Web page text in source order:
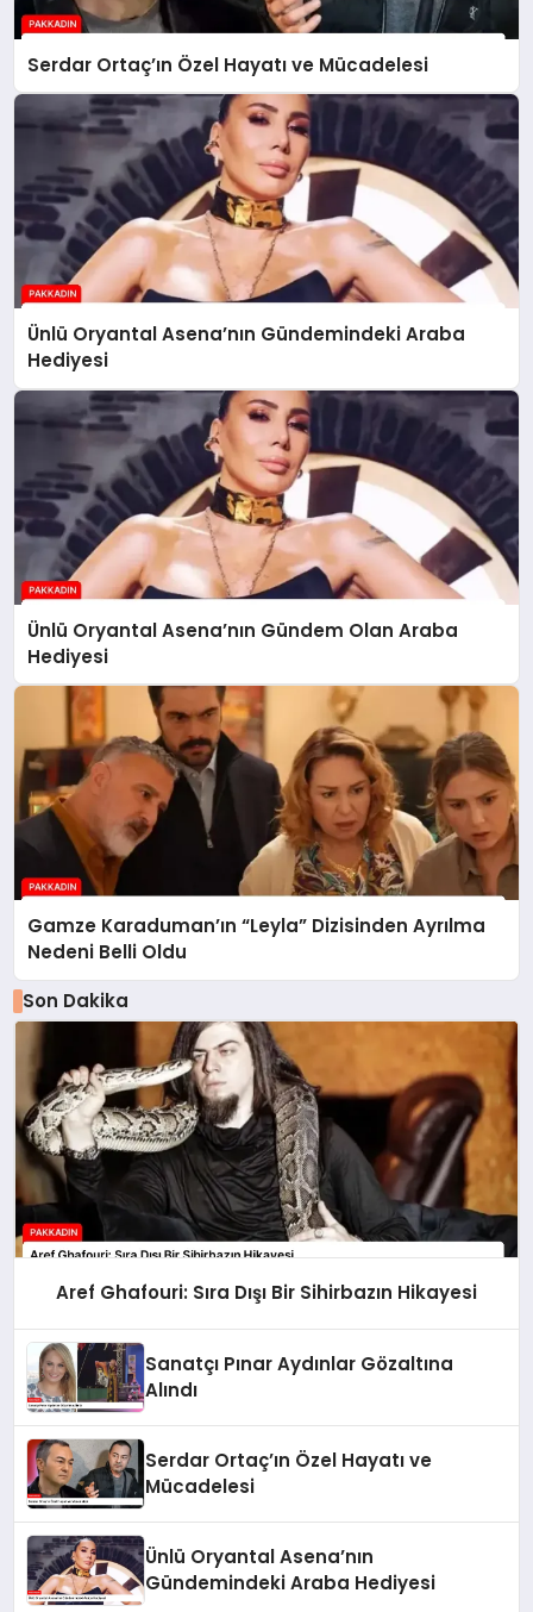
Serdar Ortaç’ın Özel Hayatı ve Mücadelesi
Ünlü Oryantal Asena’nın Gündemindeki Araba
Hediyesi
Ünlü Oryantal Asena’nın Gündem Olan Araba
Hediyesi
Gamze Karaduman’ın “Leyla” Dizisinden Ayrılma
Nedeni Belli Oldu
Son Dakika
Aref Ghafouri: Sıra Dışı Bir Sihirbazın Hikayesi
Sanatçı Pınar Aydınlar Gözaltına
Alındı
Serdar Ortaç’ın Özel Hayatı ve
Mücadelesi
Ünlü Oryantal Asena’nın
Gündemindeki Araba Hediyesi